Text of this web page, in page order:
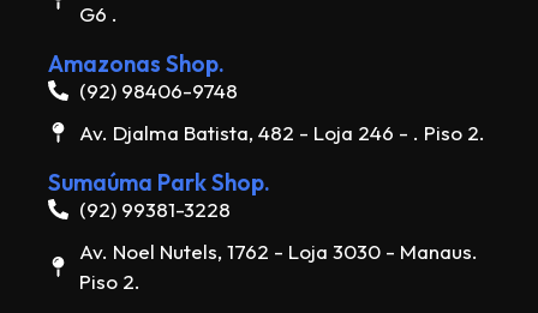
G6 .
Amazonas Shop.
(92) 98406-9748
Av. Djalma Batista, 482 - Loja 246 - . Piso 2.
Sumaúma Park Shop.
(92) 99381-3228
Av. Noel Nutels, 1762 - Loja 3030 - Manaus.
Piso 2.